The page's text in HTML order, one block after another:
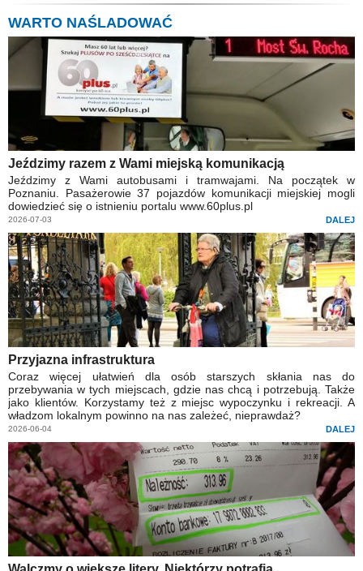
WARTO NAŚLADOWAĆ
Jeździmy razem z Wami miejską komunikacją
Jeździmy z Wami autobusami i tramwajami. Na początek w
Poznaniu. Pasażerowie 37 pojazdów komunikacji miejskiej mogli
dowiedzieć się o istnieniu portalu www.60plus.pl
2026-07-03 DALEJ
Przyjazna infrastruktura
Coraz więcej ułatwień dla osób starszych skłania nas do
przebywania w tych miejscach, gdzie nas chcą i potrzebują. Także
jako klientów. Korzystamy też z miejsc wypoczynku i rekreacji. A
władzom lokalnym powinno na nas zależeć, nieprawdaż?
2026-06-04 DALEJ